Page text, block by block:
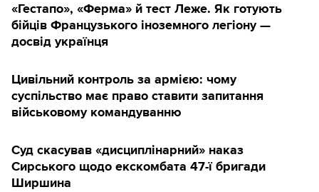
«Гестапо», «Ферма» й тест Леже. Як готують
бійців Французького іноземного легіону —
досвід українця
Цивільний контроль за армією: чому
суспільство має право ставити запитання
військовому командуванню
Суд скасував «дисциплінарний» наказ
Сирського щодо екскомбата 47-ї бригади
Ширшина